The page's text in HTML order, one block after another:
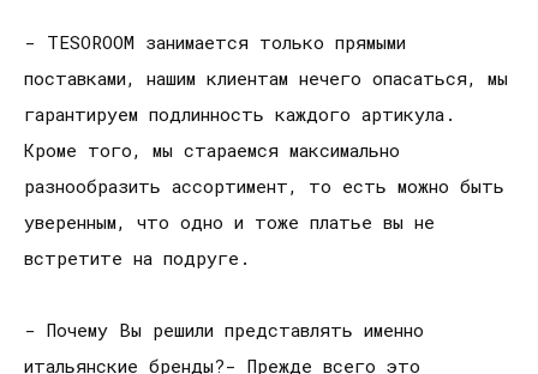
- TESOROOM занимается только прямыми
поставками, нашим клиентам нечего опасаться, мы
гарантируем подлинность каждого артикула.
Кроме того, мы стараемся максимально
разнообразить ассортимент, то есть можно быть
уверенным, что одно и тоже платье вы не
встретите на подруге.
- Почему Вы решили представлять именно
итальянские бренды?- Прежде всего это